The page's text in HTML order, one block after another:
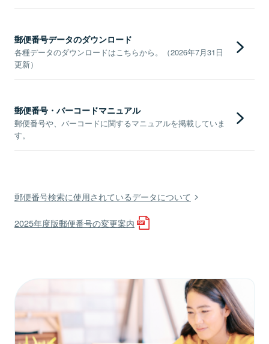
郵便番号データのダウンロード
各種データのダウンロードはこちらから。（2026年7月31日
更新）
郵便番号・バーコードマニュアル
郵便番号や、バーコードに関するマニュアルを掲載していま
す。
郵便番号検索に使用されているデータについて
2025年度版郵便番号の変更案内